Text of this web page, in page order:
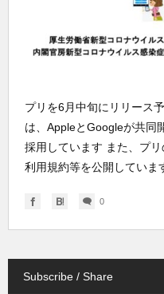
プリを6月中旬にリリース
は、AppleとGoogleが共同
採用しています また、プリ
利用規約等を公開していま
0
Subscribe / Share